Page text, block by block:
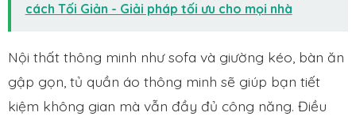
cách Tối Giản - Giải pháp tối ưu cho mọi nhà
Nội thất thông minh như sofa và giường kéo, bàn ăn
gập gọn, tủ quần áo thông minh sẽ giúp bạn tiết
kiệm không gian mà vẫn đầy đủ công năng. Điều